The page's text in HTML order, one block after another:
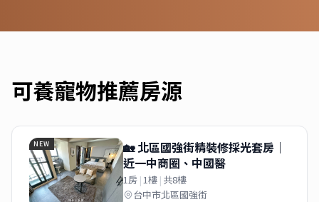
可養寵物推薦房源
NEW
🏡 北區國強街精裝修採光套房｜
近一中商圈、中國醫
1房 |1樓 | 共8樓
台中市北區國強街